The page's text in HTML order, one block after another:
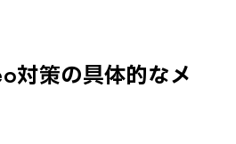
対策の具体的なメ